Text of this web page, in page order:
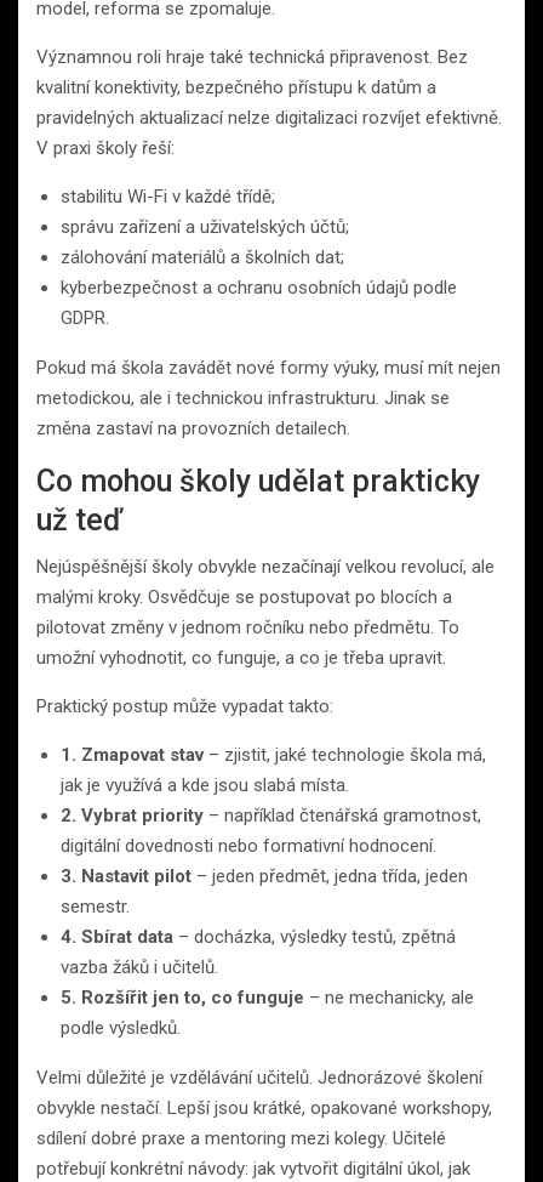
model, reforma se zpomaluje.
Významnou roli hraje také technická připravenost. Bez
kvalitní konektivity, bezpečného přístupu k datům a
pravidelných aktualizací nelze digitalizaci rozvíjet efektivně.
V praxi školy řeší:
stabilitu Wi-Fi v každé třídě;
správu zařízení a uživatelských účtů;
zálohování materiálů a školních dat;
kyberbezpečnost a ochranu osobních údajů podle
GDPR.
Pokud má škola zavádět nové formy výuky, musí mít nejen
metodickou, ale i technickou infrastrukturu. Jinak se
změna zastaví na provozních detailech.
Co mohou školy udělat prakticky
už teď
Nejúspěšnější školy obvykle nezačínají velkou revolucí, ale
malými kroky. Osvědčuje se postupovat po blocích a
pilotovat změny v jednom ročníku nebo předmětu. To
umožní vyhodnotit, co funguje, a co je třeba upravit.
Praktický postup může vypadat takto:
1. Zmapovat stav– zjistit, jaké technologie škola má,
jak je využívá a kde jsou slabá místa.
2. Vybrat priority – například čtenářská gramotnost,
digitální dovednosti nebo formativní hodnocení.
3. Nastavit pilot – jeden předmět, jedna třída, jeden
semestr.
4. Sbírat data – docházka, výsledky testů, zpětná
vazba žáků i učitelů.
5. Rozšířit jen to, co funguje – ne mechanicky, ale
podle výsledků.
Velmi důležité je vzdělávání učitelů. Jednorázové školení
obvykle nestačí. Lepší jsou krátké, opakované workshopy,
sdílení dobré praxe a mentoring mezi kolegy. Učitelé
potřebují konkrétní návody: jak vytvořit digitální úkol, jak